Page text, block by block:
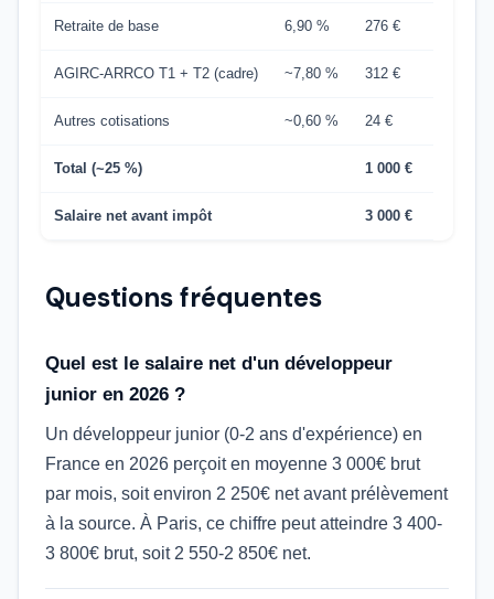
Retraite de base 6,90 % 276 €
AGIRC-ARRCO T1 + T2 (cadre) ~7,80 % 312 €
Autres cotisations ~0,60 % 24 €
Total (~25 %) 1 000 €
Salaire net avant impôt 3 000 €
Questions fréquentes
Quel est le salaire net d'un développeur
junior en 2026 ?
Un développeur junior (0-2 ans d'expérience) en
France en 2026 perçoit en moyenne 3 000€ brut
par mois, soit environ 2 250€ net avant prélèvement
à la source. À Paris, ce chiffre peut atteindre 3 400-
3 800€ brut, soit 2 550-2 850€ net.